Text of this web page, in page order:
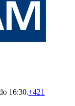
16:30.+421